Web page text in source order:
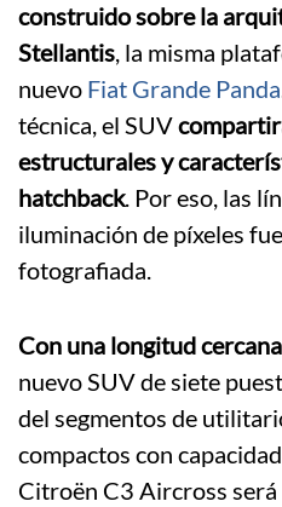
construido sobre la
Stellantis, la misma
nuevo Fiat Grande Panda
técnica, el SUV
estructurales y
hatchback. Por eso, las
iluminación de píxeles
fotografiada.
Con una longitud
nuevo SUV de siete
del segmentos de
compactos con
Citroën C3 Aircross será